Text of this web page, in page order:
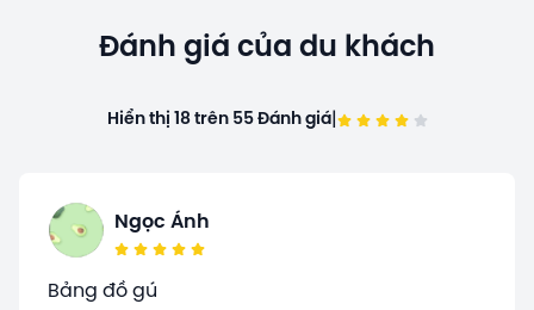
Đánh giá của du khách
Hiển thị 18 trên 55 Đánh giá|
Ngọc Ánh
Bảng đồ gú